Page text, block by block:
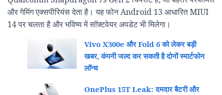
और गेमिंग एक्सपीरियंस देता है। यह फोन Android 13 आधारित MIUI
14 पर चलता है और भविष्य में सॉफ़्टवेयर अपडेट भी मिलेगा।
Vivo X300e और Fold 6 को लेकर बड़ी
खबर, कंपनी जल्द कर सकती है दोनों स्मार्टफोन
लॉन्च
OnePlus 15T Leak: दमदार बैटरी और